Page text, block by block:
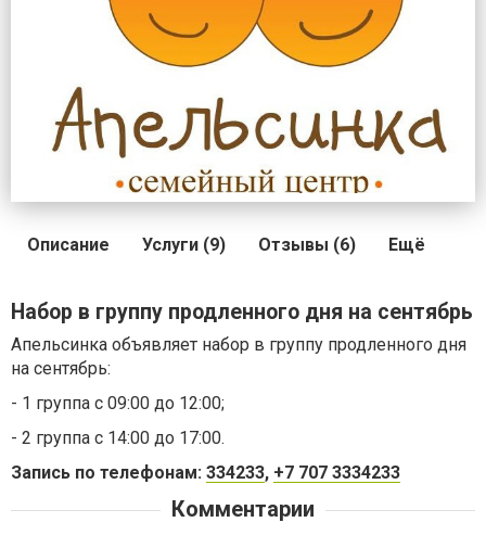
Описание Услуги (9) Отзывы (6) Ещё
Набор в группу продленного дня на сентябрь
Апельсинка объявляет набор в группу продленного дня
на сентябрь:
- 1 группа с 09:00 до 12:00;
- 2 группа c 14:00 до 17:00.
Запись по телефонам: 334233, +7 707 3334233
Комментарии